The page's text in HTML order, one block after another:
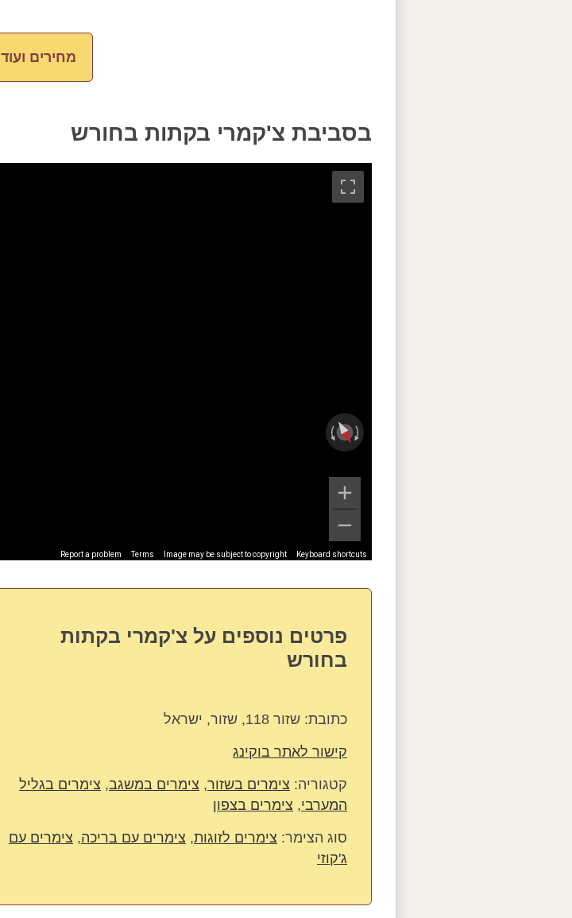
מחירים ועוד
בסביבת צ'קמרי בקתות בחורש
Keyboard shortcuts
Image may be subject to copyright
Terms
Report a problem
פרטים נוספים על צ'קמרי בקתות
בחורש
כתובת: שזור 118, שזור, ישראל
קישור לאתר בוקינג
קטגוריה: צימרים בשזור, צימרים במשגב, צימרים בגליל
המערבי, צימרים בצפון
סוג הצימר: צימרים לזוגות, צימרים עם בריכה, צימרים עם
ג'קוזי